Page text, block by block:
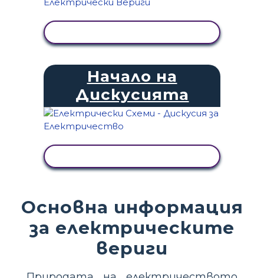
Начало на
Дискусията
Основна информация
за електрическите
вериги